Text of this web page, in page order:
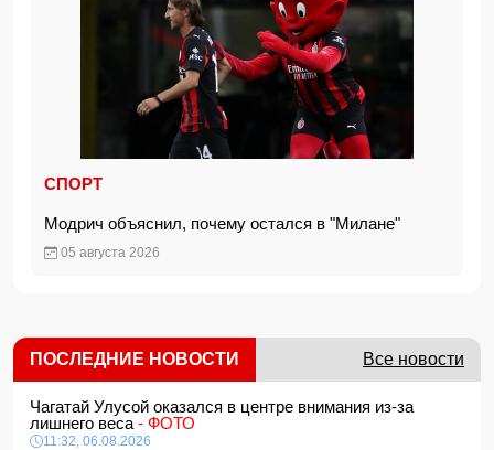
СПОРТ
Модрич объяснил, почему остался в "Милане"
05 августа 2026
ПОСЛЕДНИЕ НОВОСТИ Все новости
Чагатай Улусой оказался в центре внимания из-за
лишнего веса - ФОТО
11:32, 06.08.2026